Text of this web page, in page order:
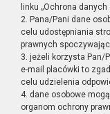
linku „Ochrona danych
2. Pana/Pani dane
celu udostępniania
prawnych
3. jeżeli korzysta Pan/
e-mail placówki to
celu udzielenia
4. dane osobowe
organom ochrony